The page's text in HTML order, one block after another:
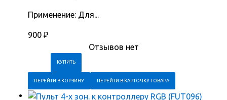
Применение: Для...
900 ₽
Отзывов нет
ПЕРЕЙТИ В КОРЗИНУ ПЕРЕЙТИ В КАРТОЧКУ ТОВАРА